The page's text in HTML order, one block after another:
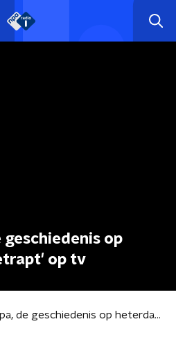
geschiedenis op
op tv
'In Europa, de geschiedenis op heterdaad betrapt' op tv